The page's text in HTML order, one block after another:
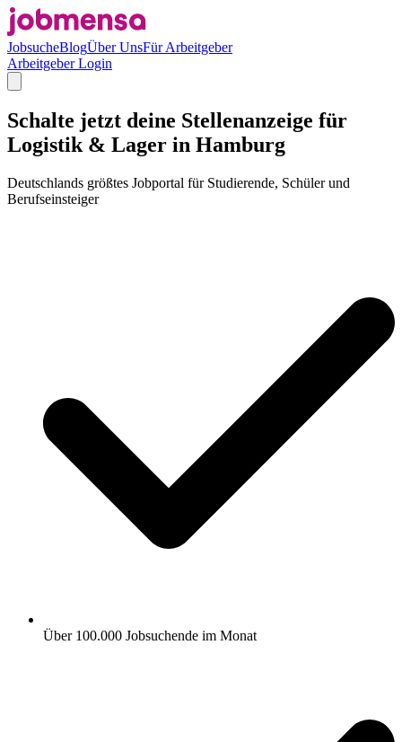
JobsucheBlogÜber UnsFür Arbeitgeber
Arbeitgeber Login
Schalte jetzt deine Stellenanzeige für
Logistik & Lager in Hamburg
Deutschlands größtes Jobportal für Studierende, Schüler und
Berufseinsteiger
Über 100.000 Jobsuchende im Monat